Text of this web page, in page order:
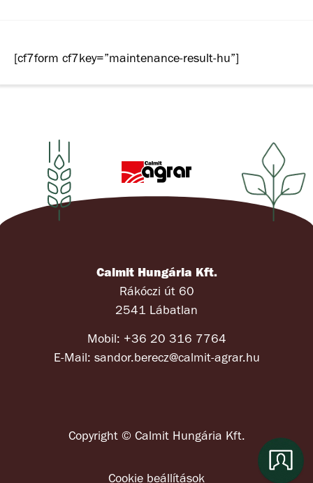
[cf7form cf7key=”maintenance-result-hu”]
Calmit Hungária Kft.
Rákóczi út 60
2541 Lábatlan
Mobil: +36 20 316 7764
E-Mail: sandor.berecz@calmit-agrar.hu
Copyright © Calmit Hungária Kft.
Cookie beállítások